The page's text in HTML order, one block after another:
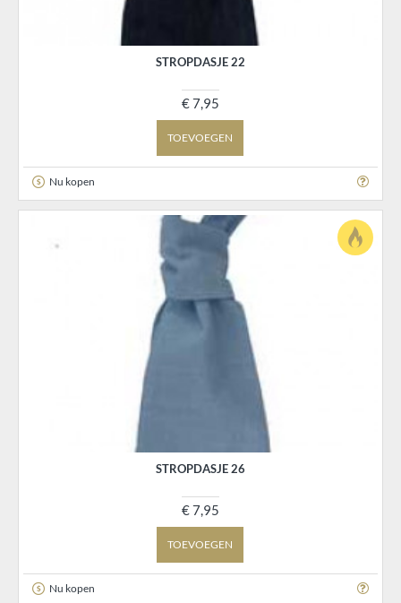
STROPDASJE 22
€ 7,95
TOEVOEGEN
Nu kopen
STROPDASJE 26
€ 7,95
TOEVOEGEN
Nu kopen